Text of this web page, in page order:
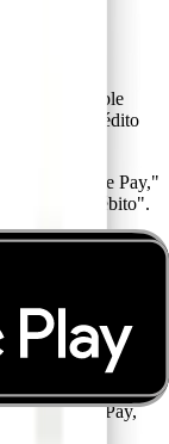
no sinal "+".
"Wallet & Apple
Cartão de Crédito
& Apple Pay,"
Crédito ou Débito".
vá a Preferências
Pay," e depois
iPad e Mac.
única podem
para Apple Pay,